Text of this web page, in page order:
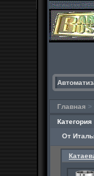
Главная >
Категория
От